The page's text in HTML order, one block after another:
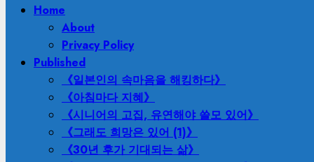
PrimaryHome
About
Privacy Policy
Published
《일본인의 속마음을 해킹하다》
《아침마다 지혜》
《시니어의 고집, 유연해야 쓸모 있어》
《그래도 희망은 있어 (1)》
《30년 후가 기대되는 삶》